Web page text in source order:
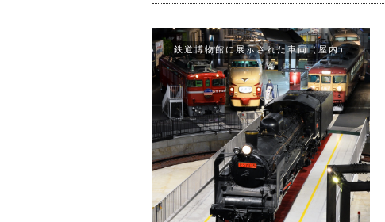
鉄道博物館に展示された車両（屋内）